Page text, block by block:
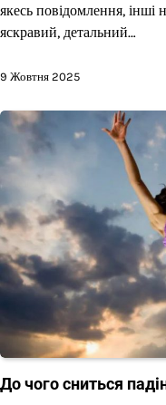
якесь повідомлення, інші
яскравий, детальний…
9 Жовтня 2025
До чого сниться